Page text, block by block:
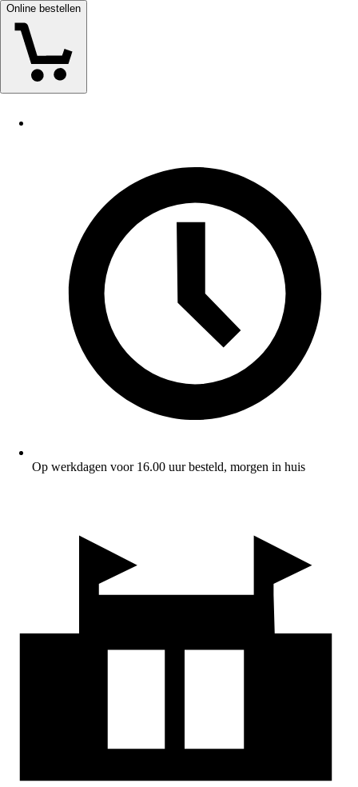
Online bestellen
Op werkdagen voor 16.00 uur besteld, morgen in huis